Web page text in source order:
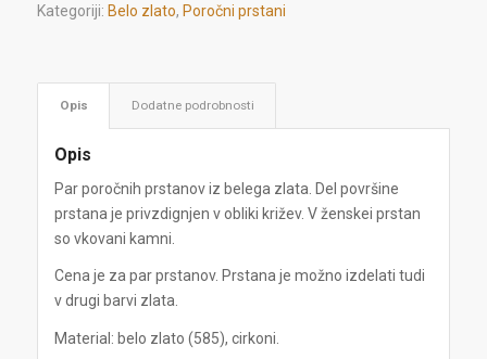
Kategoriji: Belo zlato, Poročni prstani
Opis Dodatne podrobnosti
Opis
Par poročnih prstanov iz belega zlata. Del površine
prstana je privzdignjen v obliki križev. V ženskei prstan
so vkovani kamni.
Cena je za par prstanov. Prstana je možno izdelati tudi
v drugi barvi zlata.
Material: belo zlato (585), cirkoni.